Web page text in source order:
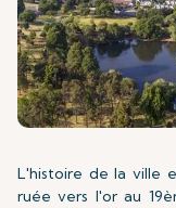
L'histoire de la ville
ruée vers l'or au